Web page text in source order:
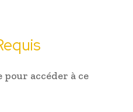
pour accéder à ce